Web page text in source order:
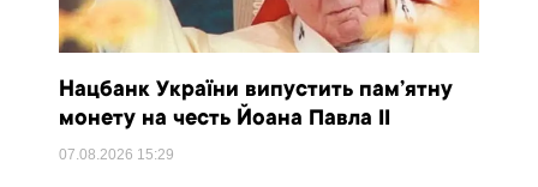
Нацбанк України випустить пам’ятну
монету на честь Йоана Павла II
07.08.2026 15:29